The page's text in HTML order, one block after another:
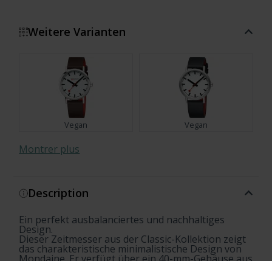
Weitere Varianten
Vegan Vegan
Montrer plus
Description
Ein perfekt ausbalanciertes und nachhaltiges
Design.
Dieser Zeitmesser aus der Classic-Kollektion zeigt
das charakteristische minimalistische Design von